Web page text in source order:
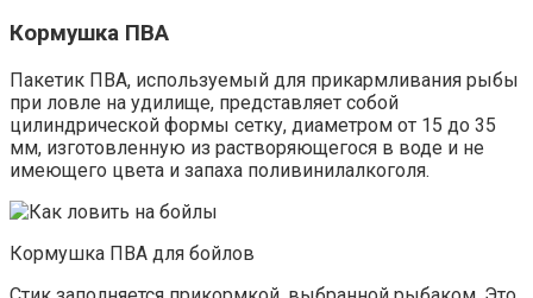
Кормушка ПВА
Пакетик ПВА, используемый для прикармливания рыбы
при ловле на удилище, представляет собой
цилиндрической формы сетку, диаметром от 15 до 35
мм, изготовленную из растворяющегося в воде и не
имеющего цвета и запаха поливинилалкоголя.
Кормушка ПВА для бойлов